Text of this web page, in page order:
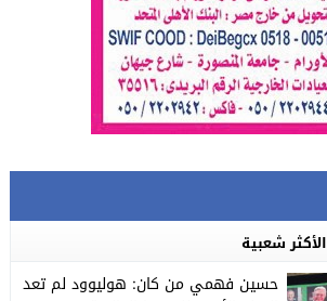
الأكثر شعبية
حسين فهمي من كان: هوليوود لم تعد